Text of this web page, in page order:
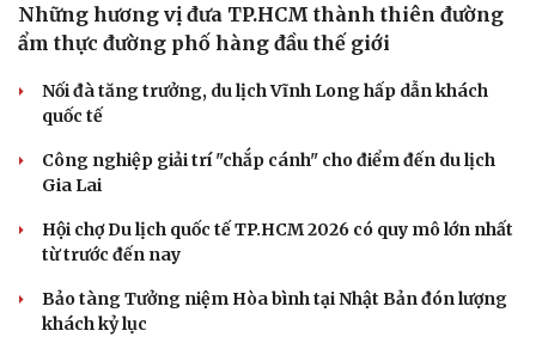
Những hương vị đưa TP.HCM thành thiên đường
ẩm thực đường phố hàng đầu thế giới
Nối đà tăng trưởng, du lịch Vĩnh Long hấp dẫn khách
quốc tế
Công nghiệp giải trí "chắp cánh" cho điểm đến du lịch
Gia Lai
Hội chợ Du lịch quốc tế TP.HCM 2026 có quy mô lớn nhất
từ trước đến nay
Bảo tàng Tưởng niệm Hòa bình tại Nhật Bản đón lượng
khách kỷ lục